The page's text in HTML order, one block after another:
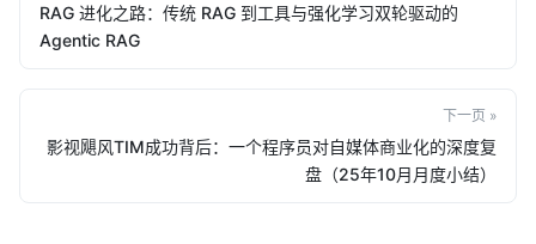
RAG 进化之路：传统 RAG 到工具与强化学习双轮驱动的
Agentic RAG
下一页 »
影视飓风TIM成功背后：一个程序员对自媒体商业化的深度复
盘（25年10月月度小结）